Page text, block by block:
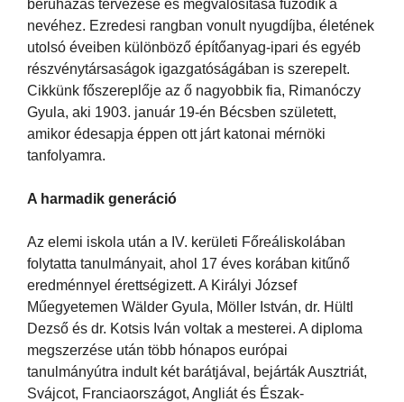
beruházás tervezése és megvalósítása fűződik a
nevéhez. Ezredesi rangban vonult nyugdíjba, életének
utolsó éveiben különböző építőanyag-ipari és egyéb
részvénytársaságok igazgatóságában is szerepelt.
Cikkünk főszereplője az ő nagyobbik fia, Rimanóczy
Gyula, aki 1903. január 19-én Bécsben született,
amikor édesapja éppen ott járt katonai mérnöki
tanfolyamra.
A harmadik generáció
Az elemi iskola után a IV. kerületi Főreáliskolában
folytatta tanulmányait, ahol 17 éves korában kitűnő
eredménnyel érettségizett. A Királyi József
Műegyetemen Wälder Gyula, Möller István, dr. Hültl
Dezső és dr. Kotsis Iván voltak a mesterei. A diploma
megszerzése után több hónapos európai
tanulmányútra indult két barátjával, bejárták Ausztriát,
Svájcot, Franciaországot, Angliát és Észak-